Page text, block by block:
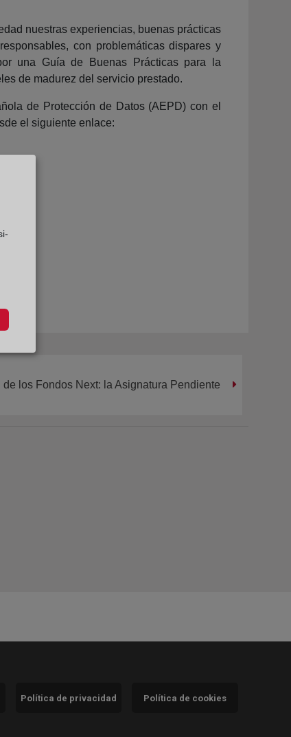
nuestras experiencias, buenas prácticas
con problemáticas dispares y
una Guía de Buenas Prácticas para la
de madurez del servicio prestado.
de Protección de Datos (AEPD) con el
el siguiente enlace:
de los Fondos Next: la Asignatura Pendiente
Política de privacidad Política de cookies